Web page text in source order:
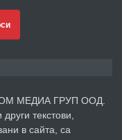
преди 2 години
МЕДИА ГРУП ООД.
текстови,
в сайта, са